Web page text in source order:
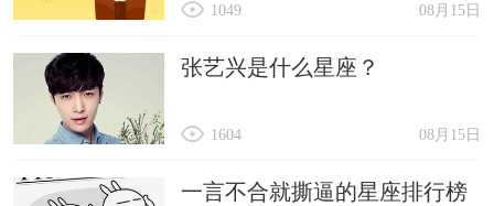
08月15日
1049
张艺兴是什么星座？
08月15日
1604
一言不合就撕逼的星座排行榜